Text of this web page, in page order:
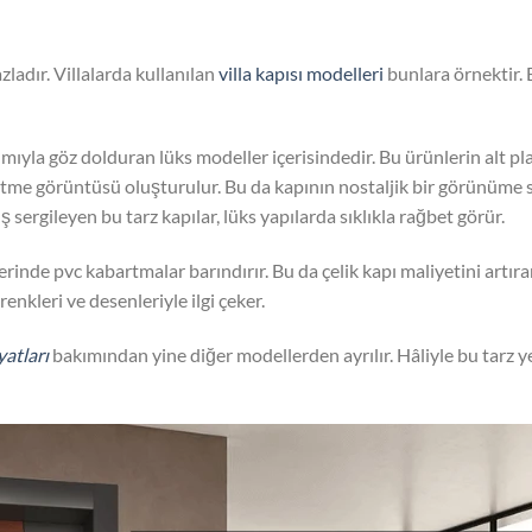
Villalarda kullanılan villa kapısı modelleri bunlara örnektir.
göz dolduran lüks modeller içerisindedir. Bu ürünlerin alt
görüntüsü oluşturulur. Bu da kapının nostaljik bir görünüme
bu tarz kapılar, lüks yapılarda sıklıkla rağbet görür.
pvc kabartmalar barındırır. Bu da çelik kapı maliyetini
ve desenleriyle ilgi çeker.
bakımından yine diğer modellerden ayrılır. Hâliyle bu tarz